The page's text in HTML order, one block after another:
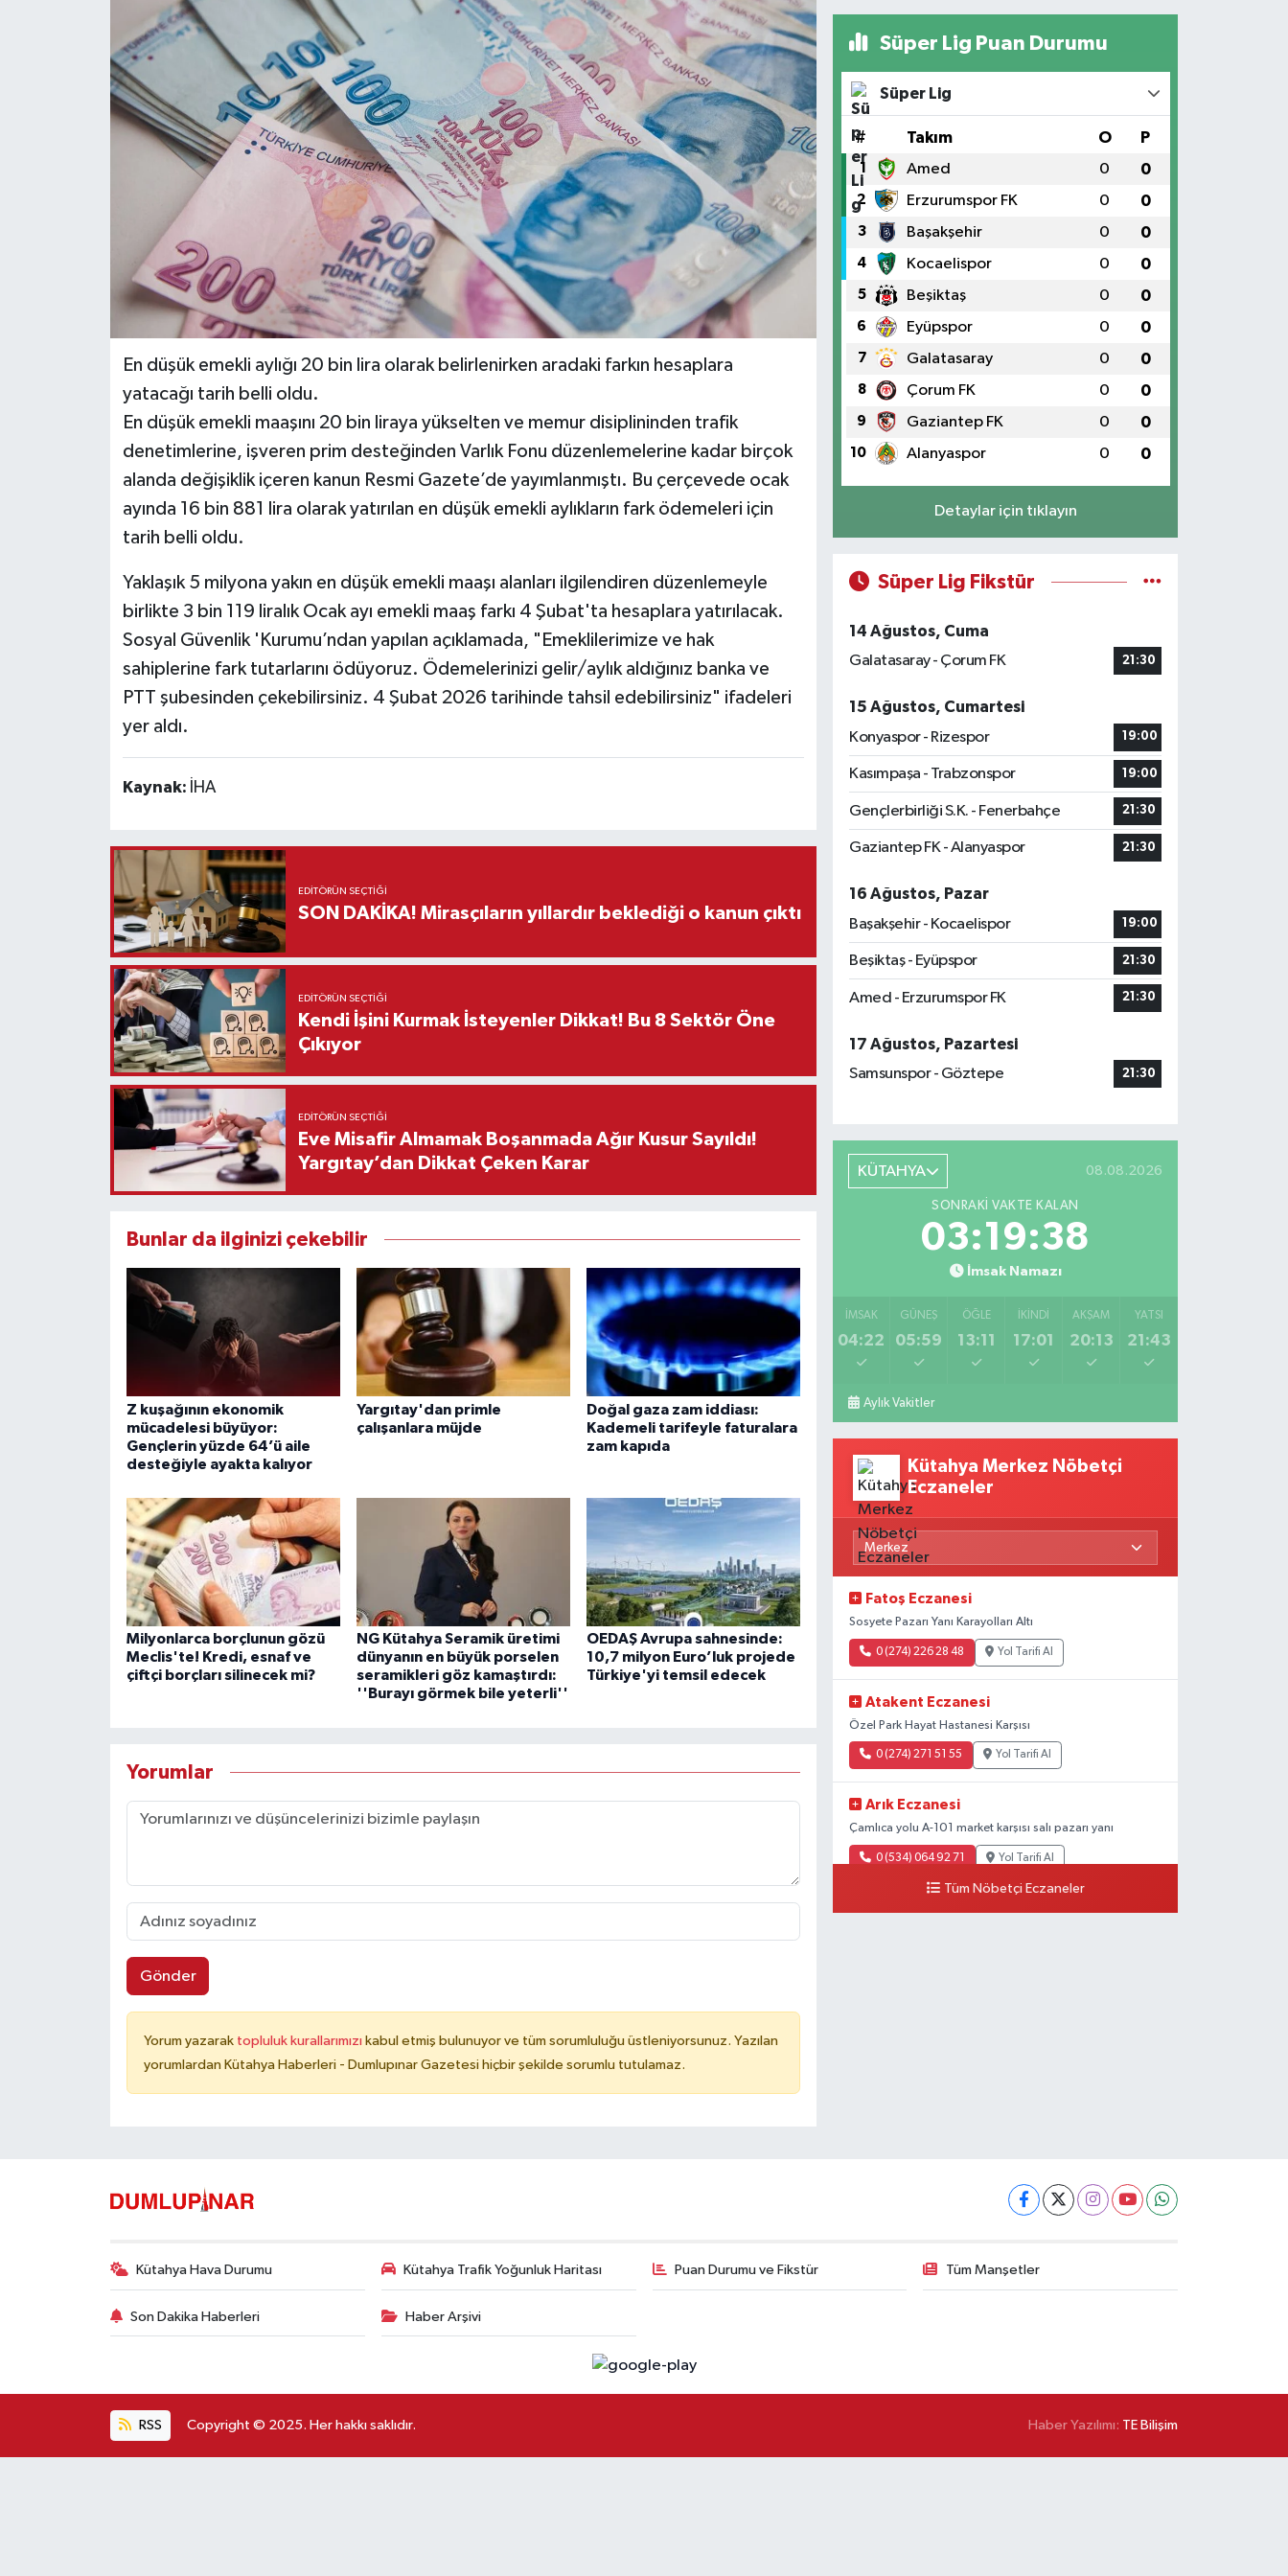
En düşük emekli aylığı 20 bin lira olarak belirlenirken aradaki farkın hesaplara
yatacağı tarih belli oldu.
En düşük emekli maaşını 20 bin liraya yükselten ve memur disiplininden trafik
denetimlerine, işveren prim desteğinden Varlık Fonu düzenlemelerine kadar birçok
alanda değişiklik içeren kanun Resmi Gazete’de yayımlanmıştı. Bu çerçevede ocak
ayında 16 bin 881 lira olarak yatırılan en düşük emekli aylıkların fark ödemeleri için
tarih belli oldu.
Yaklaşık 5 milyona yakın en düşük emekli maaşı alanları ilgilendiren düzenlemeyle
birlikte 3 bin 119 liralık Ocak ayı emekli maaş farkı 4 Şubat'ta hesaplara yatırılacak.
Sosyal Güvenlik 'Kurumu’ndan yapılan açıklamada, "Emeklilerimize ve hak
sahiplerine fark tutarlarını ödüyoruz. Ödemelerinizi gelir/aylık aldığınız banka ve
PTT şubesinden çekebilirsiniz. 4 Şubat 2026 tarihinde tahsil edebilirsiniz" ifadeleri
yer aldı.
Kaynak: İHA
EDITÖRÜN SEÇTIĞI
SON DAKİKA! Mirasçıların yıllardır beklediği o kanun çıktı
EDITÖRÜN SEÇTIĞI
Kendi İşini Kurmak İsteyenler Dikkat! Bu 8 Sektör Öne
Çıkıyor
EDITÖRÜN SEÇTIĞI
Eve Misafir Almamak Boşanmada Ağır Kusur Sayıldı!
Yargıtay’dan Dikkat Çeken Karar
Bunlar da ilginizi çekebilir
Z kuşağının ekonomik
mücadelesi büyüyor:
Gençlerin yüzde 64’ü aile
desteğiyle ayakta kalıyor
Yargıtay'dan primle
çalışanlara müjde
Doğal gaza zam iddiası:
Kademeli tarifeyle faturalara
zam kapıda
Milyonlarca borçlunun gözü
Meclis'te! Kredi, esnaf ve
çiftçi borçları silinecek mi?
NG Kütahya Seramik üretimi
dünyanın en büyük porselen
seramikleri göz kamaştırdı:
''Burayı görmek bile yeterli''
OEDAŞ Avrupa sahnesinde:
10,7 milyon Euro’luk projede
Türkiye'yi temsil edecek
Yorumlar
Gönder
Yorum yazarak topluluk kurallarımızı kabul etmiş bulunuyor ve tüm sorumluluğu üstleniyorsunuz. Yazılan
yorumlardan Kütahya Haberleri - Dumlupınar Gazetesi hiçbir şekilde sorumlu tutulamaz.
Süper Lig Puan Durumu
Süper Lig
# Takım O P
1 Amed 0 0
2 Erzurumspor FK 0 0
3 Başakşehir 0 0
4 Kocaelispor 0 0
5 Beşiktaş 0 0
6 Eyüpspor 0 0
7 Galatasaray 0 0
8 Çorum FK 0 0
9 Gaziantep FK 0 0
10 Alanyaspor 0 0
Detaylar için tıklayın
Süper Lig Fikstür
14 Ağustos, Cuma
Galatasaray - Çorum FK
21:30
15 Ağustos, Cumartesi
Konyaspor - Rizespor
19:00
Kasımpaşa - Trabzonspor 19:00
Gençlerbirliği S.K. - Fenerbahçe 21:30
Gaziantep FK - Alanyaspor 21:30
16 Ağustos, Pazar
Başakşehir - Kocaelispor
19:00
Beşiktaş - Eyüpspor 21:30
Amed - Erzurumspor FK 21:30
17 Ağustos, Pazartesi
Samsunspor - Göztepe
21:30
KÜTAHYA 08.08.2026
SONRAKI VAKTE KALAN
03:19:37
İmsak Namazı
İMSAK
04:22
GÜNEŞ
05:59
ÖĞLE
13:11
İKINDI
17:01
AKŞAM
20:13
YATSI
21:43
Aylık Vakitler
Kütahya Merkez Nöbetçi
Eczaneler
Fatoş Eczanesi
Sosyete Pazarı Yanı Karayolları Altı
0 (274) 226 28 48 Yol Tarifi Al
Atakent Eczanesi
Özel Park Hayat Hastanesi Karşısı
0 (274) 271 51 55 Yol Tarifi Al
Arık Eczanesi
Çamlıca yolu A-101 market karşısı salı pazarı yanı
0 (534) 064 92 71 Yol Tarifi Al
Tüm Nöbetçi Eczaneler
Kütahya Hava Durumu Kütahya Trafik Yoğunluk Haritası Puan Durumu ve Fikstür Tüm Manşetler
Son Dakika Haberleri Haber Arşivi
RSS Copyright © 2025. Her hakkı saklıdır. Haber Yazılımı: TE Bilişim
Haber İlanlar
Kültür-Sanat
Teknoloji
Vefat Haberleri